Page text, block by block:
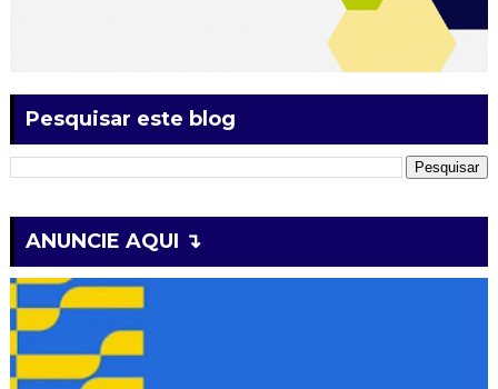
Pesquisar este blog
ANUNCIE AQUI ↴